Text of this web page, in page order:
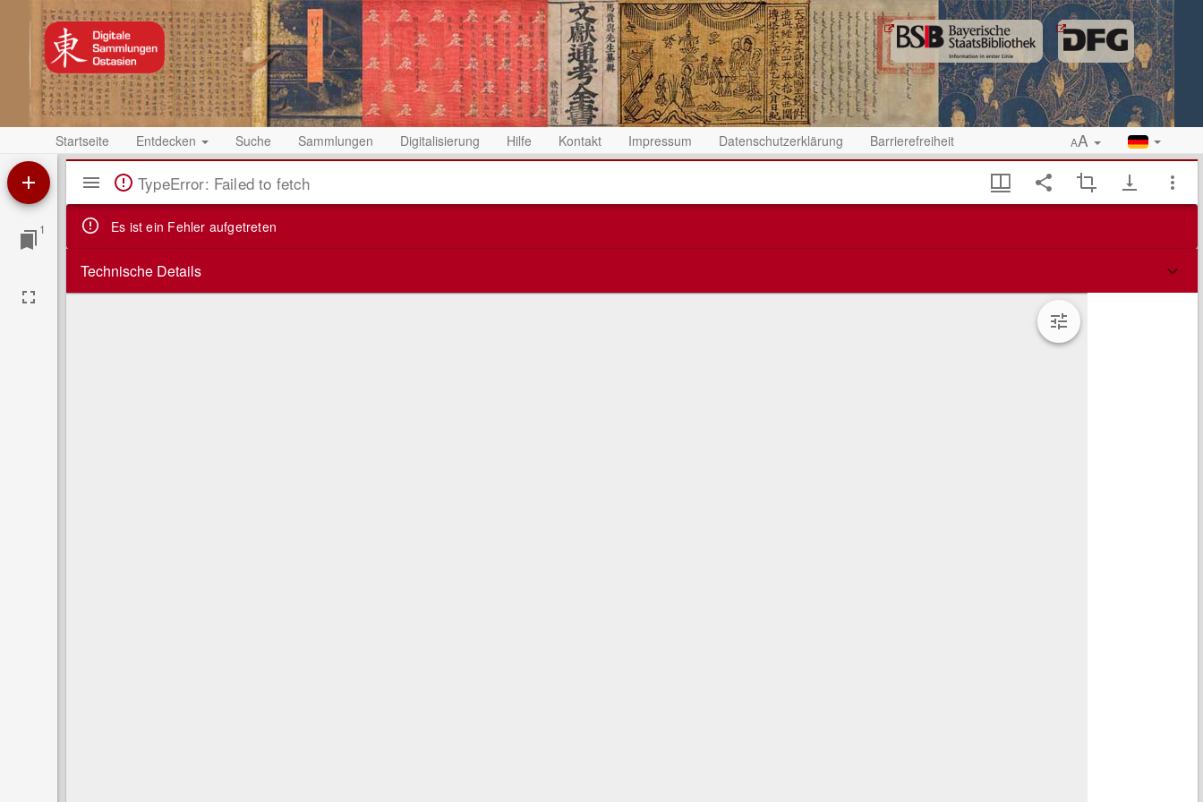
Startseite Entdecken Suche Sammlungen Digitalisierung Hilfe Kontakt Impressum Datenschutzerklärung Barrierefreiheit AA
1
Mirador
ViewerTypeError: Failed to fetch
Es ist ein Fehler aufgetreten
Technische Details